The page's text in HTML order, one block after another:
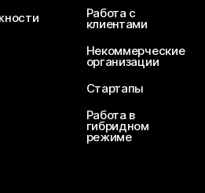
Работа с
клиентами
Некоммерческие
организации
Стартапы
Работа в
гибридном
режиме